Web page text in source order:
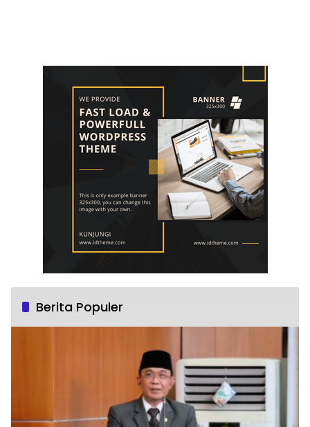
Berita Populer